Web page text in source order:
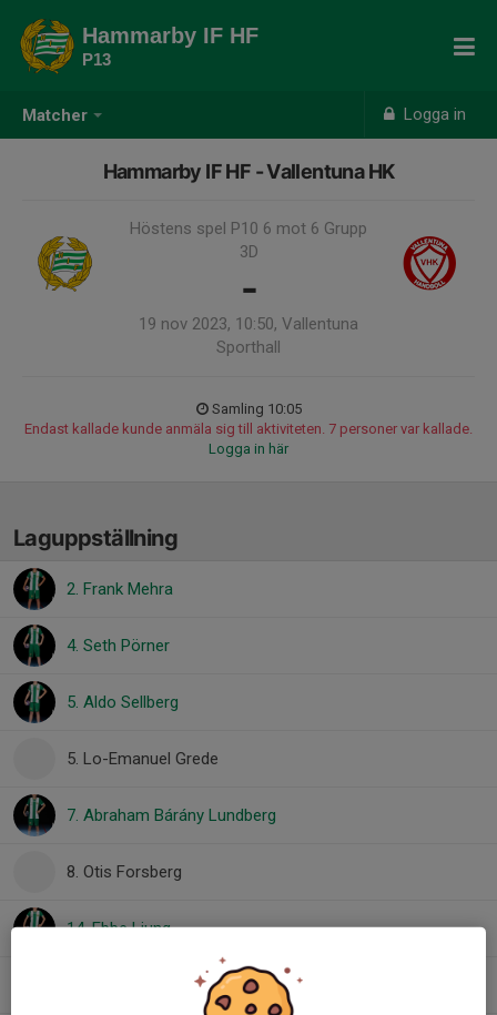
Matcher Logga in
Hammarby IF HF
P13
Hammarby IF HF - Vallentuna HK
Höstens spel P10 6 mot 6 Grupp
3D
-
19 nov 2023, 10:50, Vallentuna
Sporthall
Samling 10:05
Endast kallade kunde anmäla sig till aktiviteten. 7 personer var kallade.
Logga in här
Laguppställning
2. Frank Mehra
4. Seth Pörner
5. Aldo Sellberg
5. Lo-Emanuel Grede
7. Abraham Bárány Lundberg
8. Otis Forsberg
14. Ebbe Ljung